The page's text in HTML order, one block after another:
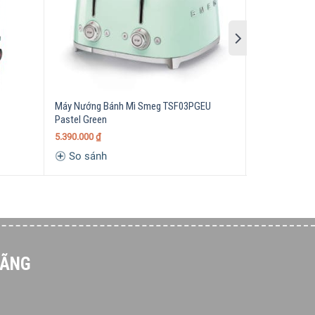
Bosch TCG4104
thêm sang trọng, cao cấp.
chắn và dài lâu.
Máy Nướng Bánh Mì Smeg TSF03PGEU
Pastel Green
5.390.000 ₫
So sánh